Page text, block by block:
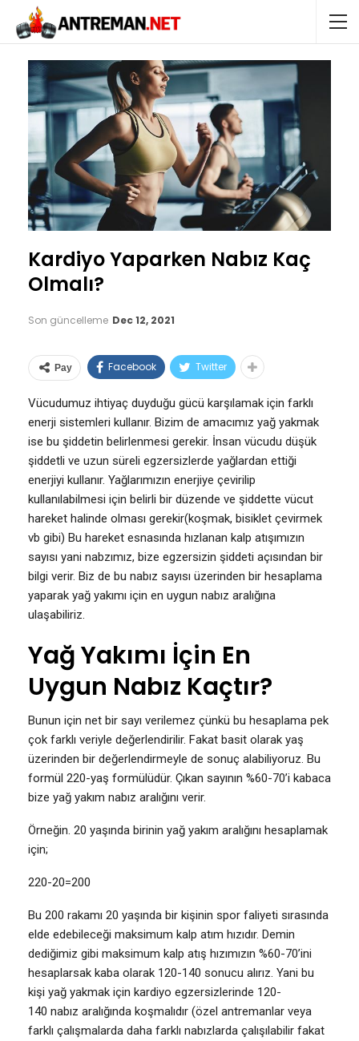
Kardiyo Yaparken Nabız Kaç
Olmalı?
Son güncelleme Dec 12, 2021
Pay Facebook Twitter
Vücudumuz ihtiyaç duyduğu gücü karşılamak için farklı
enerji sistemleri kullanır. Bizim de amacımız yağ yakmak
ise bu şiddetin belirlenmesi gerekir. İnsan vücudu düşük
şiddetli ve uzun süreli egzersizlerde yağlardan ettiği
enerjiyi kullanır. Yağlarımızın enerjiye çevirilip
kullanılabilmesi için belirli bir düzende ve şiddette vücut
hareket halinde olması gerekir(koşmak, bisiklet çevirmek
vb gibi) Bu hareket esnasında hızlanan kalp atışımızın
sayısı yani nabzımız, bize egzersizin şiddeti açısından bir
bilgi verir. Biz de bu nabız sayısı üzerinden bir hesaplama
yaparak yağ yakımı için en uygun nabız aralığına
ulaşabiliriz.
Yağ Yakımı İçin En
Uygun Nabız Kaçtır?
Bunun için net bir sayı verilemez çünkü bu hesaplama pek
çok farklı veriyle değerlendirilir. Fakat basit olarak yaş
üzerinden bir değerlendirmeyle de sonuç alabiliyoruz. Bu
formül 220-yaş formülüdür. Çıkan sayının %60-70’i kabaca
bize yağ yakım nabız aralığını verir.
Örneğin. 20 yaşında birinin yağ yakım aralığını hesaplamak
için;
220-20=200
Bu 200 rakamı 20 yaşında bir kişinin spor faliyeti sırasında
elde edebileceği maksimum kalp atım hızıdır. Demin
dediğimiz gibi maksimum kalp atış hızımızın %60-70’ini
hesaplarsak kaba olarak 120-140 sonucu alırız. Yani bu
kişi yağ yakmak için kardiyo egzersizlerinde 120-
140 nabız aralığında koşmalıdır (özel antremanlar veya
farklı çalışmalarda daha farklı nabızlarda çalışılabilir fakat